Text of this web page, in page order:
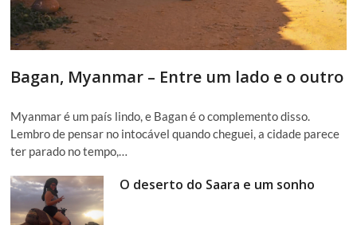
Bagan, Myanmar – Entre um lado e o outro
Myanmar é um país lindo, e Bagan é o complemento disso.
Lembro de pensar no intocável quando cheguei, a cidade parece
ter parado no tempo,…
O deserto do Saara e um sonho